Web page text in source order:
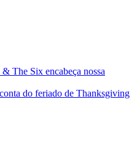
The Six encabeça nossa
do feriado de Thanksgiving